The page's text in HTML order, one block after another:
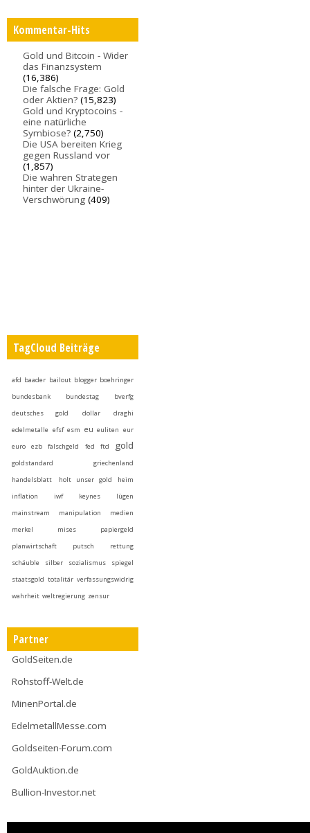
Kommentar-Hits
Gold und Bitcoin - Wider
das Finanzsystem
(16,386)
Die falsche Frage: Gold
oder Aktien? (15,823)
Gold und Kryptocoins -
eine natürliche
Symbiose? (2,750)
Die USA bereiten Krieg
gegen Russland vor
(1,857)
Die wahren Strategen
hinter der Ukraine-
Verschwörung (409)
TagCloud Beiträge
afd baader bailout blogger boehringer
bundesbank
bundestag
bverfg
deutsches gold
dollar
draghi
edelmetalle efsf esm eu euliten eur
euro
ezb falschgeld fed ftd gold
goldstandard
griechenland
handelsblatt
holt unser gold heim
inflation
iwf keynes
lügen
mainstream
manipulation
medien
merkel
mises
papiergeld
planwirtschaft
putsch
rettung
schäuble
silber sozialismus
spiegel
staatsgold totalitär verfassungswidrig
wahrheit weltregierung zensur
Partner
GoldSeiten.de
Rohstoff-Welt.de
MinenPortal.de
EdelmetallMesse.com
Goldseiten-Forum.com
GoldAuktion.de
Bullion-Investor.net